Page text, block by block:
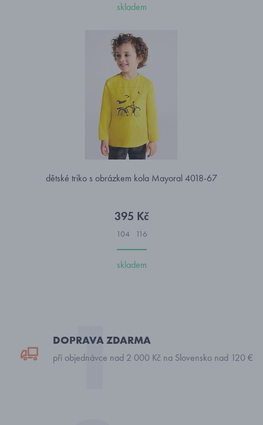
skladem
dětské triko s obrázkem kola Mayoral 4018-67
395 Kč
104 116
skladem
DOPRAVA ZDARMA
při objednávce nad 2 000 Kč na Slovensko nad 120 €